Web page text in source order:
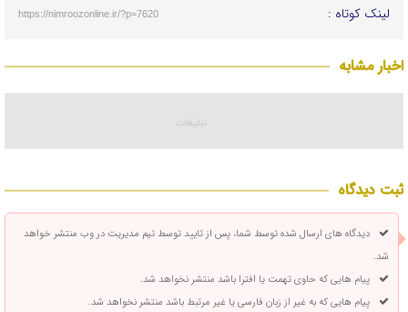
لینک کوتاه : https://nimroozonline.ir/?p=7620
اخبار مشابه
ثبت دیدگاه
دیدگاه های ارسال شده توسط شما، پس از تایید توسط تیم مدیریت در وب منتشر خواهد
شد.
پیام هایی که حاوی تهمت یا افترا باشد منتشر نخواهد شد.
پیام هایی که به غیر از زبان فارسی یا غیر مرتبط باشد منتشر نخواهد شد.